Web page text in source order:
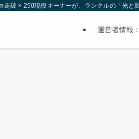
走破 × 250現役オーナーが、ランクルの「光と
運営者情報